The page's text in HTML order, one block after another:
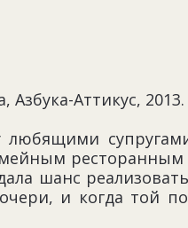
Аттикус,
шанс
и когда той